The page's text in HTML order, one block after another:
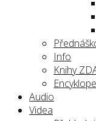
Info
Knihy
Audio
Videa